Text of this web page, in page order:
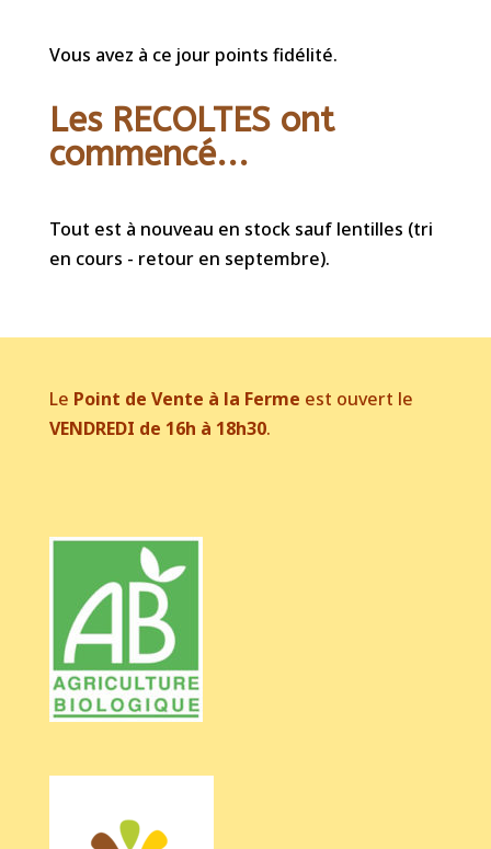
Vous avez à ce jour points fidélité.
Les RECOLTES ont
commencé...
Tout est à nouveau en stock sauf lentilles (tri
en cours - retour en septembre).
Le Point de Vente à la Ferme est ouvert le
VENDREDI de 16h à 18h30.